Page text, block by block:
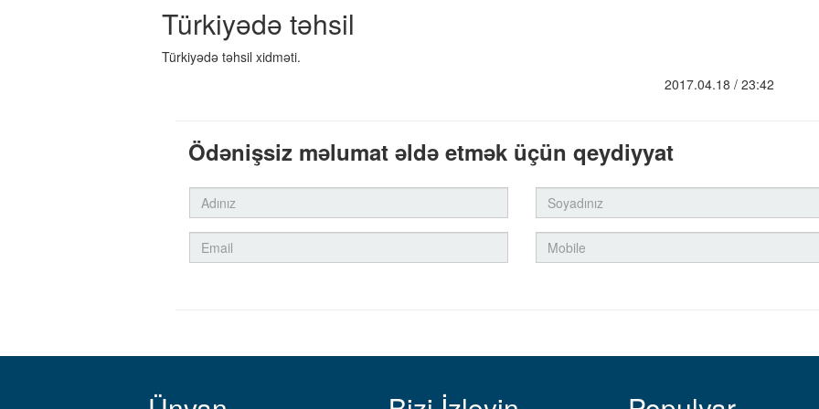
Türkiyədə təhsil
Türkiyədə təhsil xidməti.
2017.04.18 / 23:42
Ödənişsiz məlumat əldə etmək üçün qeydiyyat